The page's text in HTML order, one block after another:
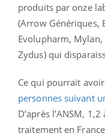
produits par onze
(Arrow Génériques,
Evolupharm, Mylan,
Zydus) qui
Ce qui pourrait
personnes suivant
D’après l’ANSM,
traitement en